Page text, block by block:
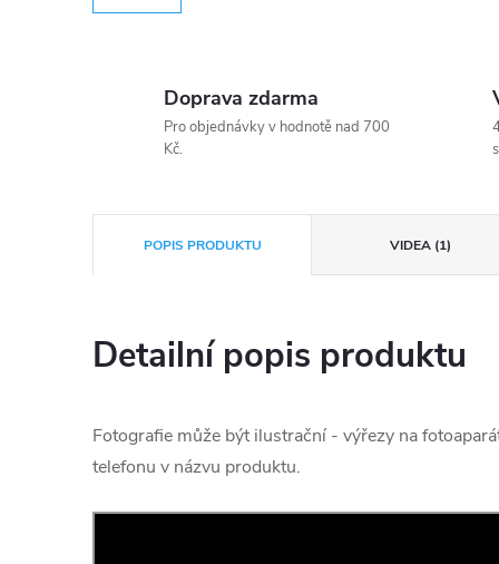
Doprava zdarma
Pro objednávky v hodnotě nad 700
Kč.
POPIS PRODUKTU VIDEA (1)
Detailní popis produktu
Fotografie může být ilustrační - výřezy na
telefonu v názvu produktu.